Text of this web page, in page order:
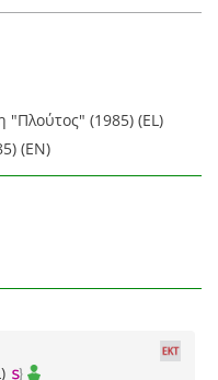
(1985) (EL)
(EN)